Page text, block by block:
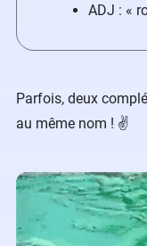
ADJ : «
Parfois, deux
au même nom ! ✌️